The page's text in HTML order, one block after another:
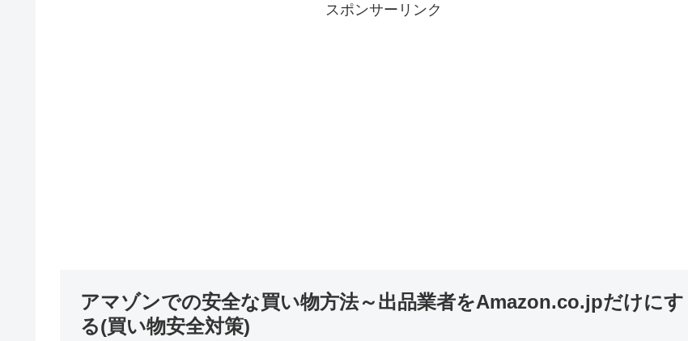
スポンサーリンク
アマゾンでの安全な買い物方法～出品業者をAmazon.co.jpだけにす
る(買い物安全対策)